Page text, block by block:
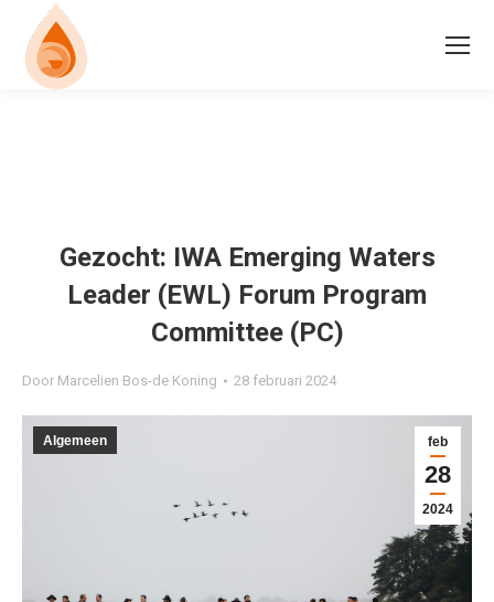
Gezocht: IWA Emerging Waters
Leader (EWL) Forum Program
Committee (PC)
Door Marcelien Bos-de Koning 28 februari 2024
feb
28
2024
Algemeen